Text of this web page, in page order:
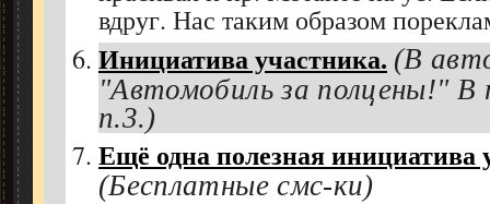
вдруг. Нас таким образом
Инициатива участника. (В
"Автомобиль за полцены!" В
п.3.)
Ещё одна полезная инициатива
(Бесплатные смс-ки)